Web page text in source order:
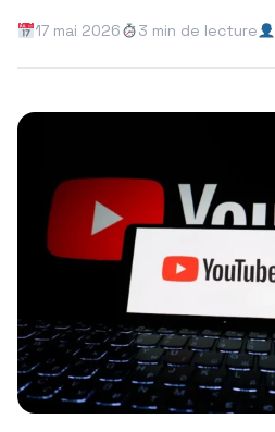
17 mai 2026 3 min de lecture